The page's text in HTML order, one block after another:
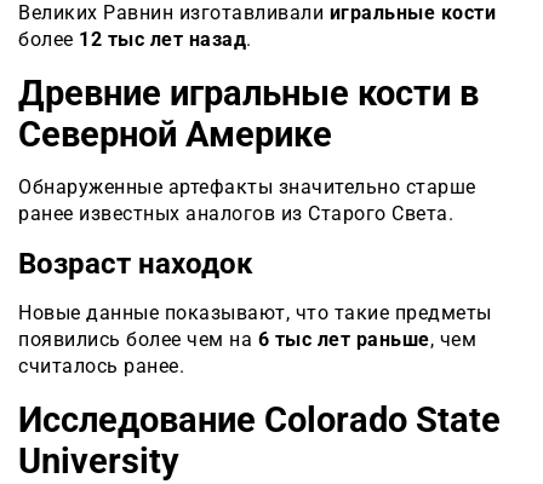
Великих Равнин изготавливали игральные кости
более 12 тыс лет назад.
Древние игральные кости в
Северной Америке
Обнаруженные артефакты значительно старше
ранее известных аналогов из Старого Света.
Возраст находок
Новые данные показывают, что такие предметы
появились более чем на 6 тыс лет раньше, чем
считалось ранее.
Исследование Colorado State
University